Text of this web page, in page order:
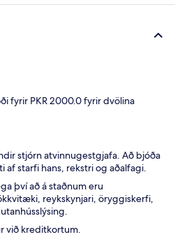
fyrir PKR 2000.0 fyrir dvölina
stjórn atvinnugestgjafa. Að bjóða
af starfi hans, rekstri og aðalfagi.
því að á staðnum eru
reykskynjari, öryggiskerfi,
við kreditkortum.